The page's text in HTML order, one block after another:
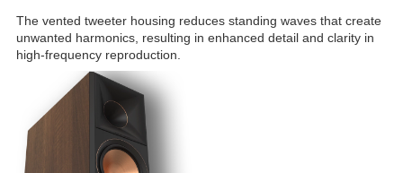
The vented tweeter housing reduces standing waves that create
unwanted harmonics, resulting in enhanced detail and clarity in
high-frequency reproduction.